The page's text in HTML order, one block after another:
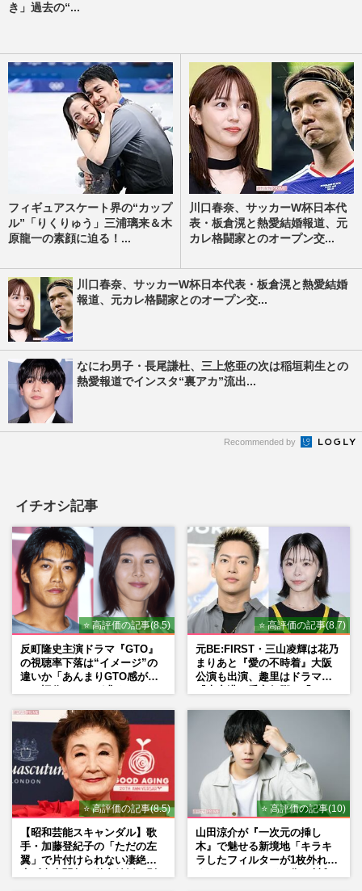
き」過去の“...
フィギュアスケート界の“カップ
ル”「りくりゅう」三浦璃来＆木
原龍一の素顔に迫る！...
川口春奈、サッカーW杯日本代
表・板倉滉と熱愛結婚報道、元
カレ格闘家とのオープン交...
川口春奈、サッカーW杯日本代表・板倉滉と熱愛結婚
報道、元カレ格闘家とのオープン交...
なにわ男子・長尾謙杜、三上悠亜の次は稲垣莉生との
熱愛報道でインスタ“裏アカ”流出...
Recommended by
イチオシ記事
⭐ 高評価の記事(8.5)
反町隆史主演ドラマ『GTO』
の視聴率下落は“イメージ”の
違いか「あんまりGTO感がな
⭐ 高評価の記事(8.7)
元BE:FIRST・三山凌輝は花乃
まりあと『愛の不時着』大阪
公演も出演、趣里はドラマ
⭐ 高評価の記事(8.5)
【昭和芸能スキャンダル】歌
手・加藤登紀子の「ただの左
翼」で片付けられない凄絶半
⭐ 高評価の記事(10)
山田涼介が『一次元の挿し
木』で魅せる新境地「キラキ
ラしたフィルターが1枚外れて